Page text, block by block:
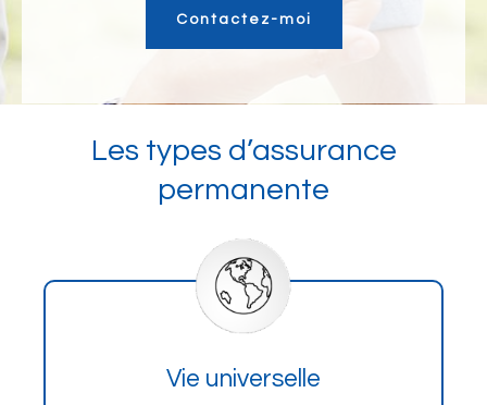
Contactez-moi
Les types d’assurance
permanente
Vie universelle